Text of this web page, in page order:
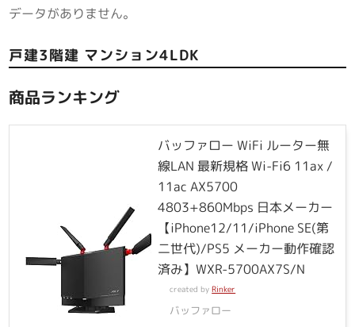
データがありません。
戸建3階建 マンション4LDK
商品ランキング
バッファロー WiFi ルーター無
線LAN 最新規格 Wi-Fi6 11ax /
11ac AX5700
4803+860Mbps 日本メーカー
【iPhone12/11/iPhone SE(第
二世代)/PS5 メーカー動作確認
済み】WXR-5700AX7S/N
created byRinker
バッファロー